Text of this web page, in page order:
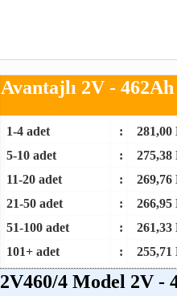
Avantajlı 2V -
1-4 adet :
5-10 adet
:
11-20 adet
:
21-50 adet
:
51-100 adet
:
101+ adet
:
2V460/4 Model 2V -